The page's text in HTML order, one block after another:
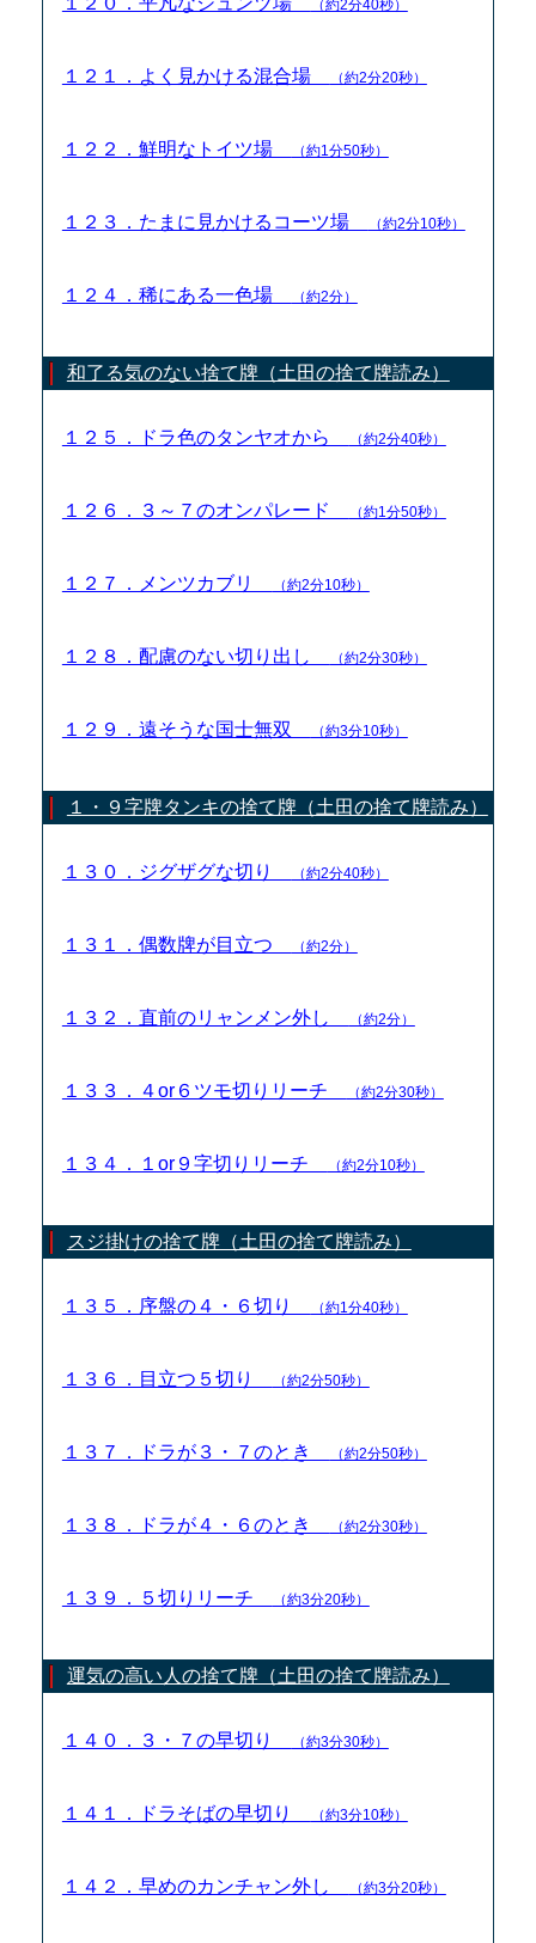
（約2分40秒）
１２１．よく見かける混合場 （約2分20秒）
１２２．鮮明なトイツ場 （約1分50秒）
１２３．たまに見かけるコーツ場 （約2分10秒）
１２４．稀にある一色場 （約2分）
和了る気のない捨て牌（土田の捨て牌読み）
１２５．ドラ色のタンヤオから （約2分40秒）
１２６．３～７のオンパレード （約1分50秒）
１２７．メンツカブリ （約2分10秒）
１２８．配慮のない切り出し （約2分30秒）
１２９．遠そうな国士無双 （約3分10秒）
１・９字牌タンキの捨て牌（土田の捨て牌読み）
１３０．ジグザグな切り （約2分40秒）
１３１．偶数牌が目立つ （約2分）
１３２．直前のリャンメン外し （約2分）
１３３．４or６ツモ切りリーチ （約2分30秒）
１３４．１or９字切りリーチ （約2分10秒）
スジ掛けの捨て牌（土田の捨て牌読み）
１３５．序盤の４・６切り （約1分40秒）
１３６．目立つ５切り （約2分50秒）
１３７．ドラが３・７のとき （約2分50秒）
１３８．ドラが４・６のとき （約2分30秒）
１３９．５切りリーチ （約3分20秒）
運気の高い人の捨て牌（土田の捨て牌読み）
１４０．３・７の早切り （約3分30秒）
１４１．ドラそばの早切り （約3分10秒）
１４２．早めのカンチャン外し （約3分20秒）